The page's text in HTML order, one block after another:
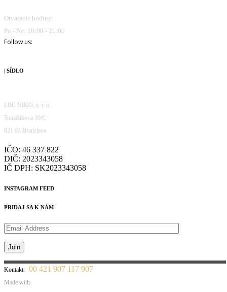
Otváracie hodiny:
Po - Ne: 10:00 - 21:00
Follow us:
| SÍDLO
LBC NIKO, s. r. o.
Tomášikova 10/C
821 03 Bratislava
IČO: 46 337 822
DIČ: 2023343058
IČ DPH: SK2023343058
INSTAGRAM FEED
PRIDAJ SA K NÁM
Kontakt: 00 421 907 117 907
Made with